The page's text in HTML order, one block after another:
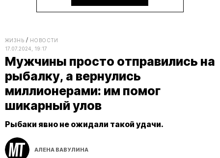
ЖИЗНЬ
НОВОСТИ
17.07.2024, 19:17
Мужчины просто отправились на
рыбалку, а вернулись
миллионерами: им помог
шикарный улов
Рыбаки явно не ожидали такой удачи.​​​​​​​
АЛЕНА ВАВУЛИНА